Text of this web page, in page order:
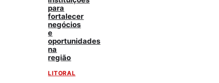
para
fortalecer
negócios
e
oportunidades
na
região
LITORAL